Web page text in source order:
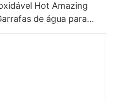
Hot Amazing
de água para
cor personalizada